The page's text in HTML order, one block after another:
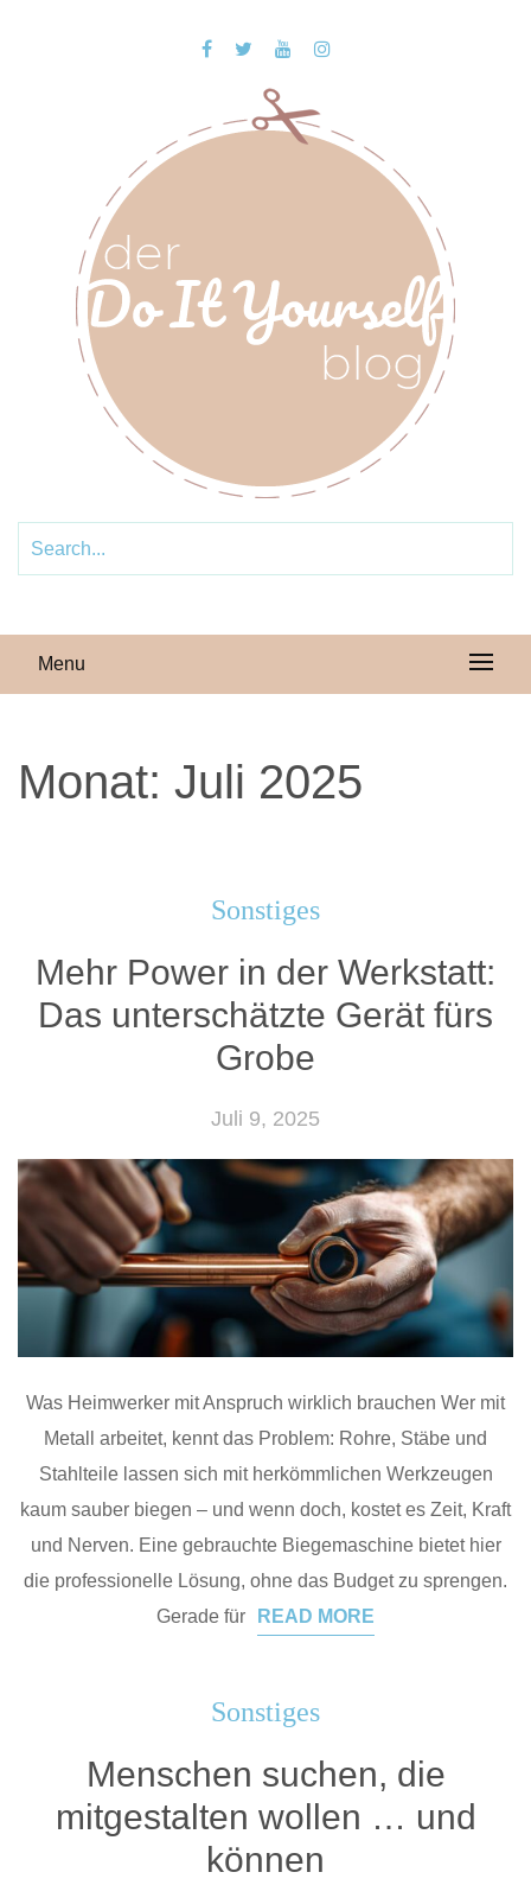
Menu
Monat: Juli 2025
Sonstiges
Mehr Power in der Werkstatt:
Das unterschätzte Gerät fürs
Grobe
Juli 9, 2025
Was Heimwerker mit Anspruch wirklich brauchen Wer mit
Metall arbeitet, kennt das Problem: Rohre, Stäbe und
Stahlteile lassen sich mit herkömmlichen Werkzeugen
kaum sauber biegen – und wenn doch, kostet es Zeit, Kraft
und Nerven. Eine gebrauchte Biegemaschine bietet hier
die professionelle Lösung, ohne das Budget zu sprengen.
Gerade für
READ MORE
Sonstiges
Menschen suchen, die
mitgestalten wollen … und
können